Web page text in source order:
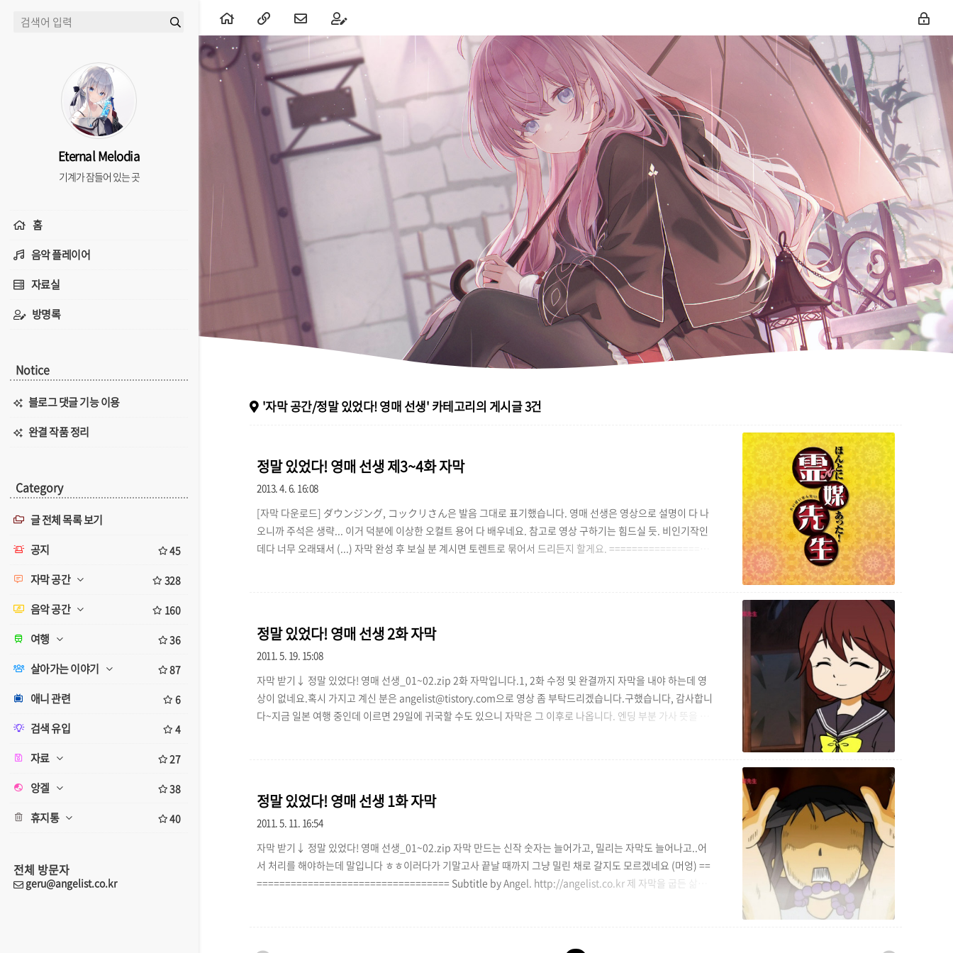
'자막 공간/정말 있었다! 영매 선생' 카테고리의 게시글3건
정말 있었다! 영매 선생 제3~4화 자막
2013. 4. 6. 16:08
[자막 다운로드] ダウンジング, コックリさん은 발음 그대로 표기했습니다. 영매 선생은 영상으로 설명이 다 나
오니까 주석은 생략... 이거 덕분에 이상한 오컬트 용어 다 배우네요. 참고로 영상 구하기는 힘드실 듯. 비인기작인
데다 너무 오래돼서 (...) 자막 완성 후 보실 분 계시면 토렌트로 묶어서 드리든지 할게요. ==================
정말 있었다! 영매 선생 2화 자막
2011. 5. 19. 15:08
자막 받기↓ 정말 있었다! 영매 선생_01~02.zip 2화 자막입니다.1, 2화 수정 및 완결까지 자막을 내야 하는데 영
상이 없네요.혹시 가지고 계신 분은 angelist@tistory.com으로 영상 좀 부탁드리겠습니다.구했습니다, 감사합니
다~지금 일본 여행 중인데 이르면 29일에 귀국할 수도 있으니 자막은 그 이후로 나옵니다. 엔딩 부분 가사 뜻을 전
정말 있었다! 영매 선생 1화 자막
2011. 5. 11. 16:54
자막 받기↓ 정말 있었다! 영매 선생_01~02.zip 자막 만드는 신작 숫자는 늘어가고, 밀리는 자막도 늘어나고..어
서 처리를 해야하는데 말입니다 ㅎㅎ이러다가 기말고사 끝날 때까지 그냥 밀린 채로 갈지도 모르겠네요 (머엉) ==
================================== Subtitle by Angel. http://angelist.co.kr 제 자막을 굽든 삶든
Eternal Melodia
기계가 잠들어 있는 곳
홈
음악 플레이어
자료실
방명록
Notice
블로그 댓글 기능 이용
완결 작품 정리
Category
글 전체 목록 보기
공지
45
자막 공간 328
음악 공간 160
여행 36
살아가는 이야기 87
애니 관련 6
검색 유입 4
자료 27
앙겔 38
휴지통 40
전체 방문자
geru@angelist.co.kr
티스토리툴바